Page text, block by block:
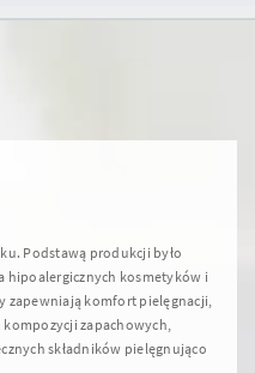
Podstawą produkcji było
hipoalergicznych kosmetyków i
zapewniają komfort pielęgnacji,
zapachowych,
składników pielęgnująco